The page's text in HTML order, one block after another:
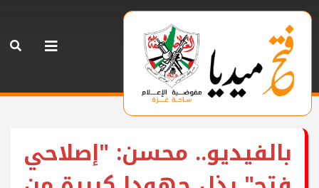
بالفيديو.. محسن: "إصلاحي